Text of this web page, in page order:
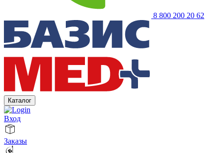
8 800 200 20 62
Каталог
Вход
Заказы